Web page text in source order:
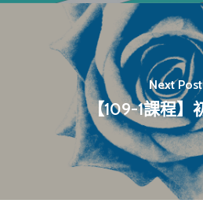
Next Post
【109-1課程】